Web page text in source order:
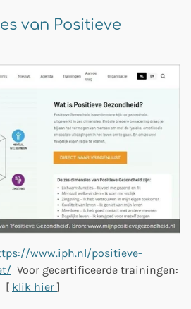
van Positieve
www.iph.nl/positieve-
Voor gecertificeerde trainingen:
[ klik hier]